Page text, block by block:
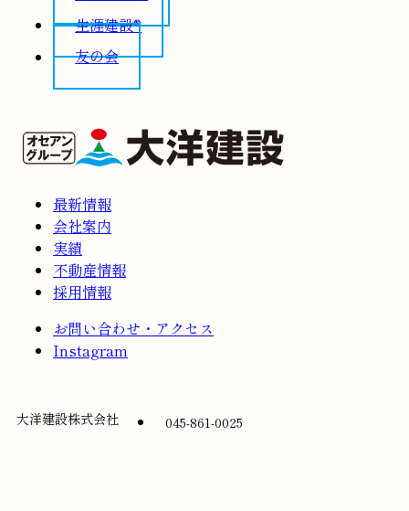
生涯建設®
友の会
最新情報
会社案内
実績
不動産情報
採用情報
お問い合わせ・アクセス
Instagram
大洋建設株式会社 045-861-0025